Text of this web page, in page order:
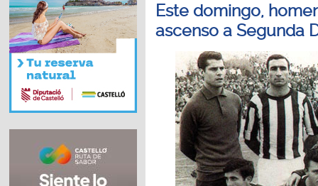
Este domingo,
ascenso a Segunda